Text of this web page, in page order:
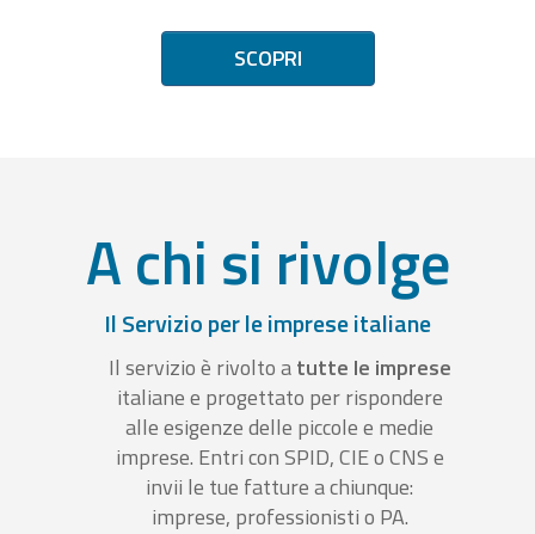
SCOPRI
A chi si rivolge
Il Servizio per le imprese italiane
Il servizio è rivolto atutte le imprese
italiane e progettato per rispondere
alle esigenze delle piccole e medie
imprese. Entri con SPID, CIE o CNS e
invii le tue fatture a chiunque:
imprese, professionisti o PA.